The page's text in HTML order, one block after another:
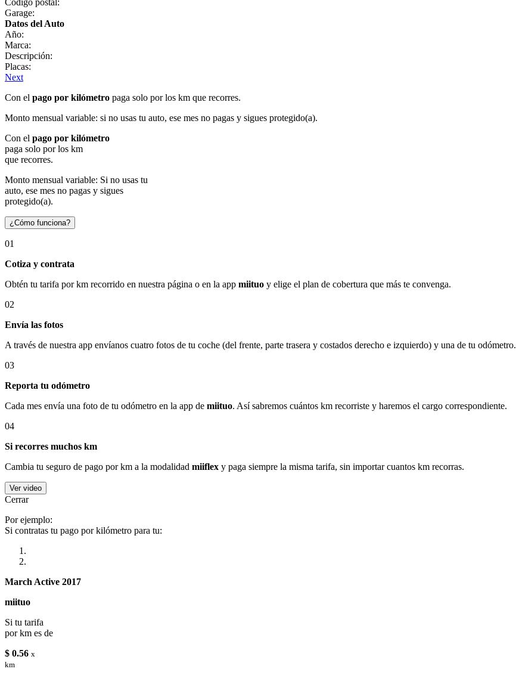
Garage:
Datos del Auto
Año:
Marca:
Descripción:
Placas:
Next
Con el pago por kilómetro paga solo por los km que recorres.
Monto mensual variable: si no usas tu auto, ese mes no pagas y sigues protegido(a).
Con el pago por kilómetro
paga solo por los km
que recorres.
Monto mensual variable: Si no usas tu
auto, ese mes no pagas y sigues
protegido(a).
¿Cómo funciona?
01
Cotiza y contrata
Obtén tu tarifa por km recorrido en nuestra página o en la app miituo y elige el plan de cobertura que más te convenga.
02
Envía las fotos
A través de nuestra app envíanos cuatro fotos de tu coche (del frente, parte trasera y costados derecho e izquierdo) y una de tu odómetro.
03
Reporta tu odómetro
Cada mes envía una foto de tu odómetro en la app de miituo. Así sabremos cuántos km recorriste y haremos el cargo correspondiente.
04
Si recorres muchos km
Cambia tu seguro de pago por km a la modalidad miiflex y paga siempre la misma tarifa, sin importar cuantos km recorras.
Ver video
Cerrar
Por ejemplo:
Si contratas tu pago por kilómetro para tu:
March Active 2017
miituo
Si tu tarifa
por km es de
$ 0.56 x
km